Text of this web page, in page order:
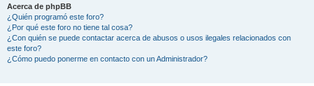
Acerca de phpBB
¿Quién programó este foro?
¿Por qué este foro no tiene tal cosa?
¿Con quién se puede contactar acerca de abusos o usos ilegales relacionados con
este foro?
¿Cómo puedo ponerme en contacto con un Administrador?